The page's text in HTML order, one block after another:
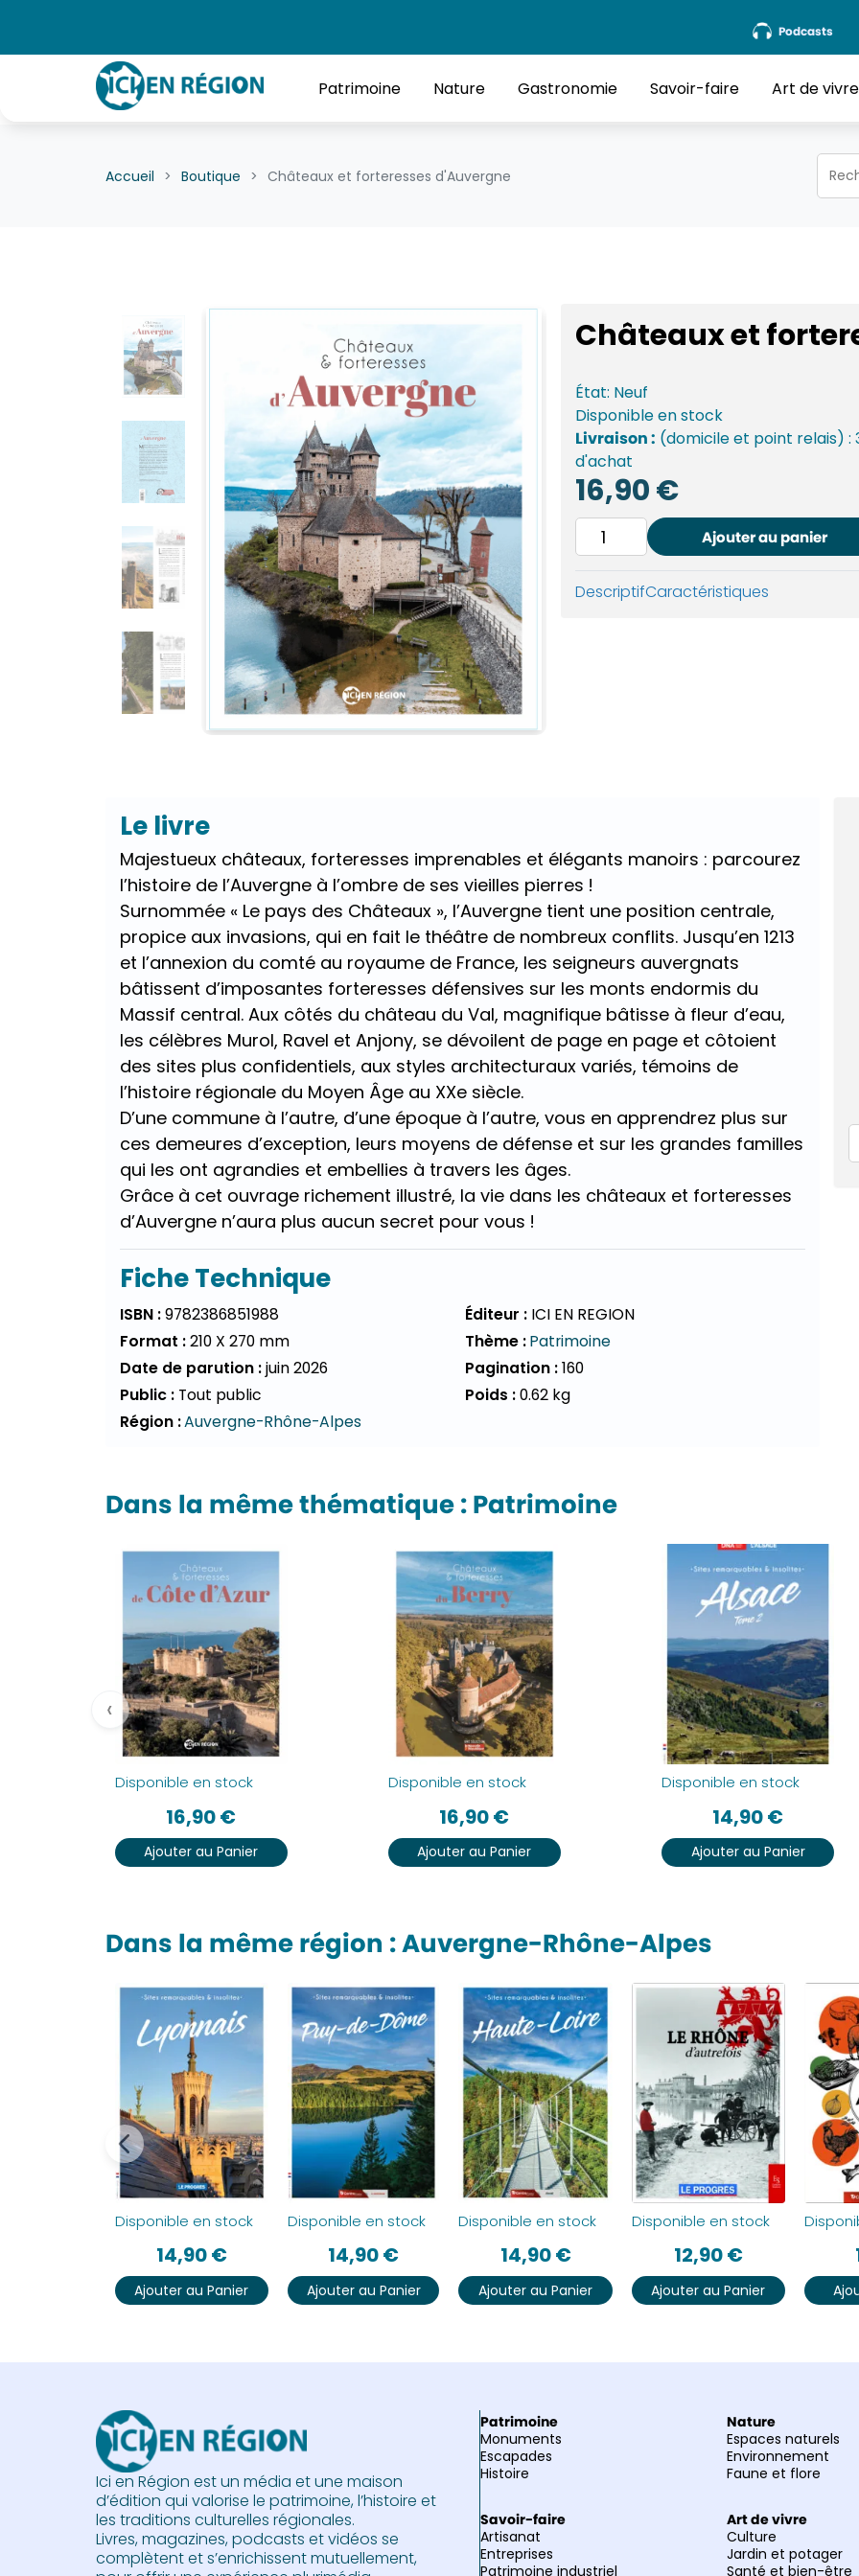
Podcasts
Patrimoine Nature Gastronomie Savoir-faire Art de vivre
Accueil Boutique Châteaux et forteresses d'Auvergne
Châteaux et
État: Neuf
Disponibleen stock
Livraison : (domicile et point relais)
d'achat
16,90€
quantité
de
Châteaux
Ajouter au panier
DescriptifCaractéristiques
Le livre
Majestueux châteaux, forteresses imprenables et élégants manoirs : parcourez
l’his­toire de l’Auvergne à l’ombre de ses vieilles pierres !
Surnommée « Le pays des Châteaux », l’Auvergne tient une position centrale,
propice aux invasions, qui en fait le théâtre de nombreux conflits. Jusqu’en 1213
et l’annexion du comté au royaume de France, les seigneurs auvergnats
bâtissent d’imposantes forteresses défensives sur les monts endormis du
Massif central. Aux côtés du château du Val, magnifique bâtisse à fleur d’eau,
les célèbres Murol, Ravel et Anjony, se dévoilent de page en page et côtoient
des sites plus confidentiels, aux styles architecturaux variés, témoins de
l’histoire régionale du Moyen Âge au XXe siècle.
D’une commune à l’autre, d’une époque à l’autre, vous en apprendrez plus sur
ces demeures d’exception, leurs moyens de défense et sur les grandes familles
qui les ont agrandies et embellies à travers les âges.
Grâce à cet ouvrage richement illustré, la vie dans les châteaux et forteresses
d’Auvergne n’aura plus aucun secret pour vous !
Fiche Technique
ISBN :9782386851988 Éditeur : ICI EN REGION
Format :210 X 270 mm Thème :Patrimoine
Date de parution :juin 2026 Pagination :160
Public : Tout public Poids :0.62 kg
Région :Auvergne-Rhône-Alpes
Dans la même thématique : Patrimoine
Disponible en stock
16,90€
Ajouter au Panier
Disponible en stock
16,90€
Ajouter au Panier
Disponible en stock
14,90€
Ajouter au Panier
‹
Dans la même région : Auvergne-Rhône-Alpes
Disponible en stock
14,90€
Ajouter au Panier
Disponible en stock
14,90€
Ajouter au Panier
Disponible en stock
14,90€
Ajouter au Panier
Disponible en stock
12,90€
Ajouter au Panier
Ici en Région est un média et une maison
d’édition qui valorise le patrimoine, l’histoire et
les traditions culturelles régionales.
Livres, magazines, podcasts et vidéos se
complètent et s’enrichissent mutuellement,
Patrimoine
Monuments
Escapades
Histoire
Nature
Espaces naturels
Environnement
Faune et flore
Savoir-faire
Artisanat
Entreprises
Patrimoine industriel
Art de vivre
Culture
Jardin et potager
Santé et bien-être